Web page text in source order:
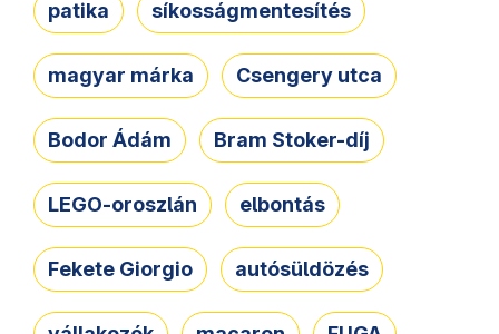
patika síkosságmentesítés
magyar márka Csengery utca
Bodor Ádám Bram Stoker-díj
LEGO-oroszlán elbontás
Fekete Giorgio autósüldözés